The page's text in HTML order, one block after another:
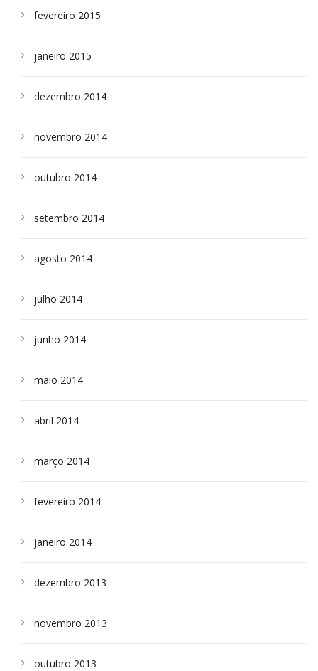
fevereiro 2015
janeiro 2015
dezembro 2014
novembro 2014
outubro 2014
setembro 2014
agosto 2014
julho 2014
junho 2014
maio 2014
abril 2014
março 2014
fevereiro 2014
janeiro 2014
dezembro 2013
novembro 2013
outubro 2013